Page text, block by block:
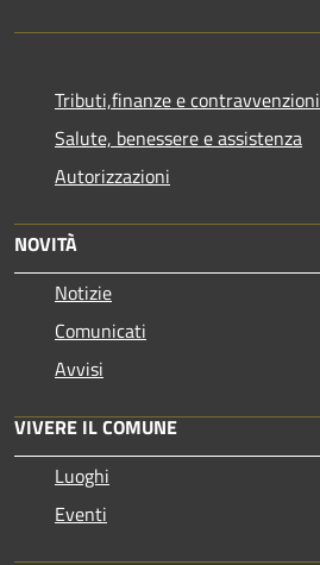
Tributi,finanze e contravvenzioni
Salute, benessere e assistenza
Autorizzazioni
NOVITÀ
Notizie
Comunicati
Avvisi
VIVERE IL COMUNE
Luoghi
Eventi